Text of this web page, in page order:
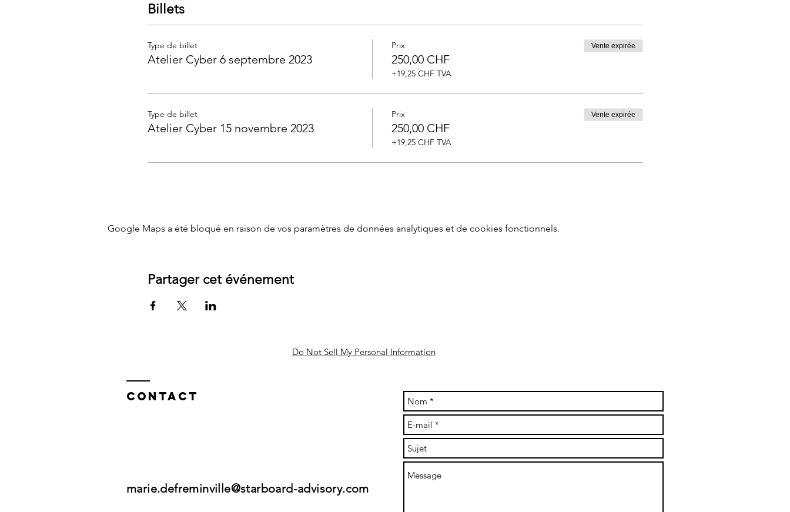
Billets
Type de billet
Atelier Cyber 6 septembre 2023
Prix
250,00 CHF
+19,25 CHF TVA
Vente expirée
Type de billet
Atelier Cyber 15 novembre 2023
Prix
250,00 CHF
+19,25 CHF TVA
Vente expirée
Google Maps a été bloqué en raison de vos paramètres de données analytiques et de cookies fonctionnels.
Partager cet événement
Do Not Sell My Personal Information
Contact
marie.defreminville@starboard-advisory.com